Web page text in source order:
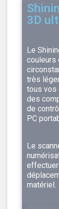
3D
Le
couleurs
très
tous vos
des
de
PC
Le
matériel.